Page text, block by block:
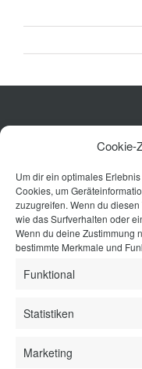
Cookie-
Um dir ein optimales
Cookies, um
zuzugreifen. Wenn du
wie das Surfverhalten oder
Wenn du deine Zustimmung
bestimmte Merkmale und
Funktional
Statistiken
Marketing